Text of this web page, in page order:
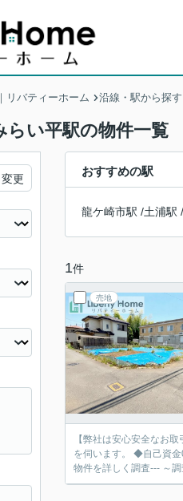
リバティーホーム 沿線・駅から探す
い平駅の物件一覧
おすすめの駅
龍ケ崎市駅 /土浦駅 /
1件
売地
【弊社は安心安全なお
を伺います。 ◆自己資金0
物件を詳しく調査--- ～
変更